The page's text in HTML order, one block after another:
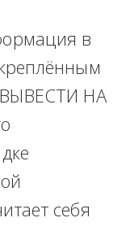
в
ВЫВЕСТИ НА
себя